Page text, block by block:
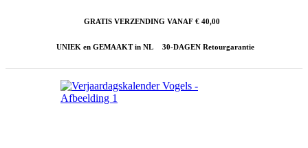
GRATIS VERZENDING VANAF € 40,00
UNIEK en GEMAAKT in NL 30-DAGEN Retourgarantie